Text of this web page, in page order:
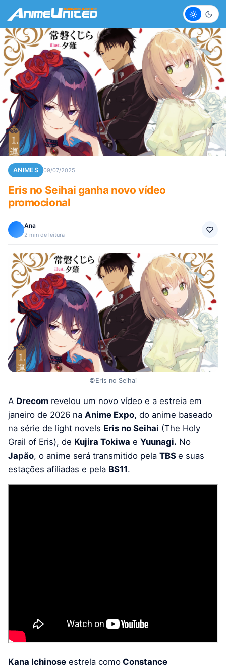
Claro
ANIMES 09/07/2025
Eris no Seihai ganha novo vídeo
promocional
Ana
2 min de leitura
©Eris no Seihai
A Drecom revelou um novo vídeo e a estreia em
janeiro de 2026 na Anime Expo, do anime baseado
na série de light novels Eris no Seihai (The Holy
Grail of Eris), de Kujira Tokiwa e Yuunagi. No
Japão, o anime será transmitido pela TBS e suas
estações afiliadas e pela BS11.
Kana Ichinose estrela como Constance